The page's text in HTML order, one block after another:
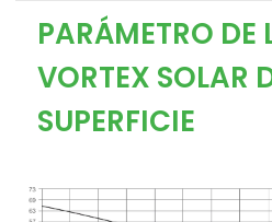
PARÁMETRO DE
VORTEX SOLAR
SUPERFICIE